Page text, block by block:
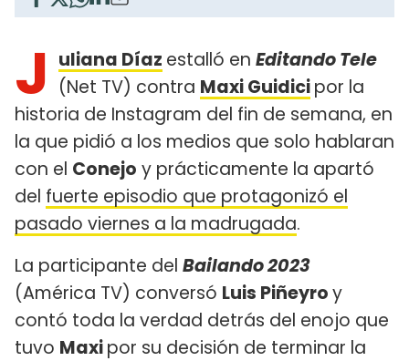
J uliana Díaz estalló en Editando Tele
(Net TV) contra Maxi Guidicipor la
historia de Instagram del fin de semana, en
la que pidió a los medios que solo hablaran
con el Conejo y prácticamente la apartó
del fuerte episodio que protagonizó el
pasado viernes a la madrugada.
La participante del Bailando 2023
(América TV) conversó Luis Piñeyroy
contó toda la verdad detrás del enojo que
tuvo Maxipor su decisión de terminar la